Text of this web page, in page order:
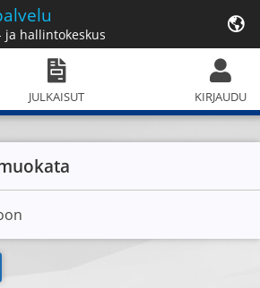
ja hallintokeskus
JULKAISUT KIRJAUDU